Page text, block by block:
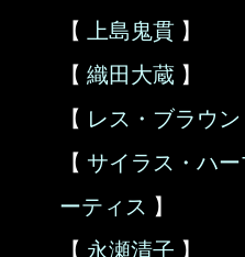
【
上島鬼貫 】
【 織田大蔵 】
【 レス・ブラウン
【 サイラス・ハ
ーティス 】
【 永瀬清子 】